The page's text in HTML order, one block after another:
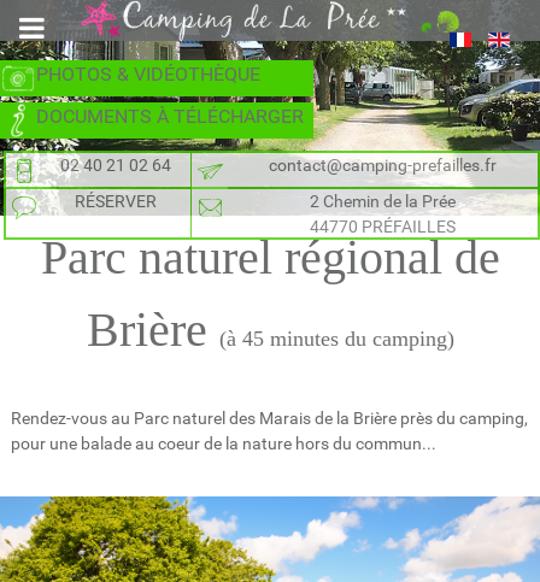
02 40 21 02 64
contact@camping-prefailles.fr
RÉSERVER
2 Chemin de la Prée
44770 PRÉFAILLES
PHOTOS & VIDÉOTHÈQUE
DOCUMENTS À TÉLÉCHARGER
Parc naturel régional de
Brière (à 45 minutes du camping)
Rendez-vous au Parc naturel des Marais de la Brière près du camping,
pour une balade au coeur de la nature hors du commun...